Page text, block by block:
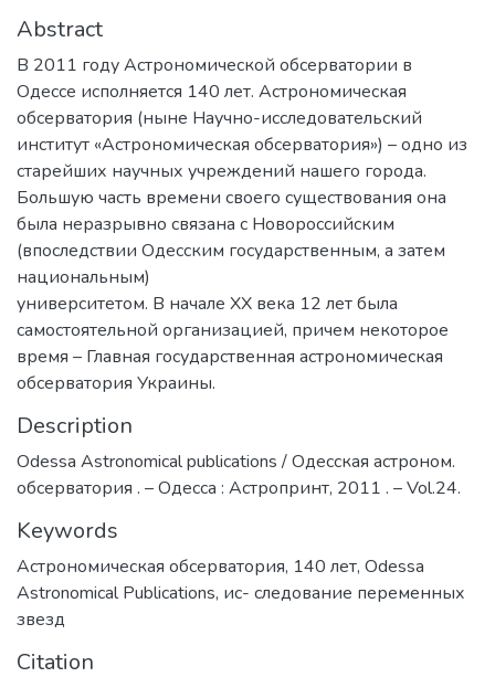
Abstract
В 2011 году Астрономической обсерватории в
Одессе исполняется 140 лет. Астрономическая
обсерватория (ныне Научно-исследовательский
институт «Астрономическая обсерватория») – одно из
старейших научных учреждений нашего города.
Большую часть времени своего существования она
была неразрывно связана с Новороссийским
(впоследствии Одесским государственным, а затем
национальным)
университетом. В начале ХХ века 12 лет была
самостоятельной организацией, причем некоторое
время – Главная государственная астрономическая
обсерватория Украины.
Description
Odessa Astronomical publications / Одесская астроном.
обсерватория . – Одесса : Астропринт, 2011 . – Vol.24.
Keywords
Астрономическая обсерватория, 140 лет, Odessa
Astronomical Publications, ис- следование переменных
звезд
Citation